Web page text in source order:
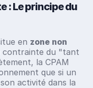
: Le principe du
en zone non
contrainte du "tant
la CPAM
que si un
activité dans la